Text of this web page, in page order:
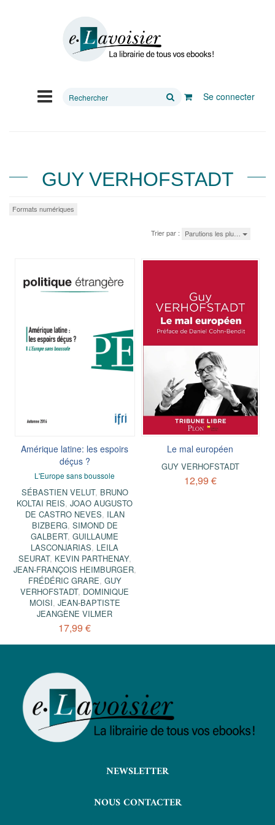
Rechercher
Se connecter
GUY VERHOFSTADT
Formats numériques
Trier par : Parutions les plu…
Amérique latine: les espoirs
déçus ?
L'Europe sans boussole
SÉBASTIEN VELUT, BRUNO
KOLTAI REIS,JOAO AUGUSTO
DE CASTRO NEVES, ILAN
BIZBERG, SIMOND DE
GALBERT,GUILLAUME
LASCONJARIAS, LEILA
SEURAT, KEVIN PARTHENAY,
JEAN-FRANÇOIS HEIMBURGER,
FRÉDÉRIC GRARE, GUY
VERHOFSTADT, DOMINIQUE
MOISI, JEAN-BAPTISTE
JEANGÈNE VILMER
17,99 €
Le mal européen
GUY VERHOFSTADT
12,99 €
NEWSLETTER
NOUS CONTACTER